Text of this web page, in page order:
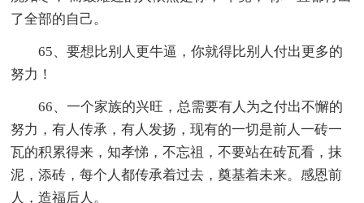
了全部的自己。
65、要想比别人更牛逼，你就得比别人付出更多的
努力！
66、一个家族的兴旺，总需要有人为之付出不懈的
努力，有人传承，有人发扬，现有的一切是前人一砖一
瓦的积累得来，知孝悌，不忘祖，不要站在砖瓦看，抹
泥，添砖，每个人都传承着过去，奠基着未来。感恩前
人，造福后人。